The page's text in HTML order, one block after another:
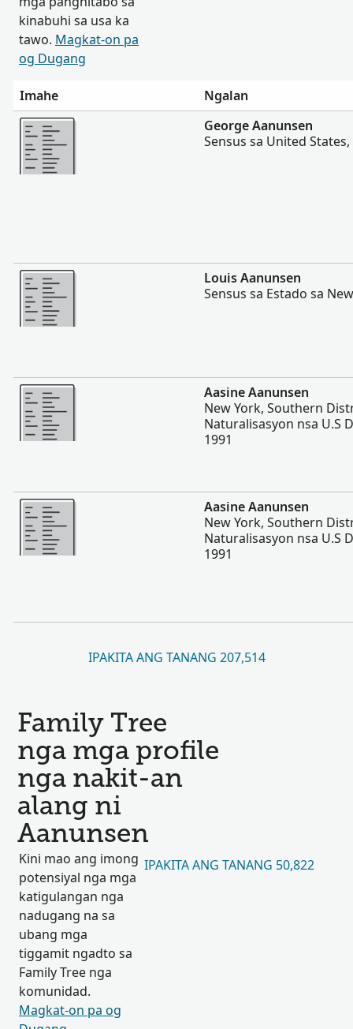
kinabuhi sa usa ka
tawo. Magkat-on pa
og Dugang
Imahe
Ngalan
Dugang pa
George Aanunsen
Sensus sa United States,
Dugang pa
Louis Aanunsen
Sensus sa Estado sa
Dugang pa
Aasine Aanunsen
New York, Southern
Naturalisasyon nsa U.S
1991
Dugang pa
Aasine Aanunsen
New York, Southern
Naturalisasyon nsa U.S
1991
IPAKITA ANG TANANG 207,514
Family Tree
nga mga profile
nga nakit-an
alang ni
Aanunsen
Kini mao ang imong
potensiyal nga mga
katigulangan nga
nadugang na sa
ubang mga
tiggamit ngadto sa
Family Tree nga
komunidad.
Magkat-on pa og
IPAKITA ANG TANANG 50,822